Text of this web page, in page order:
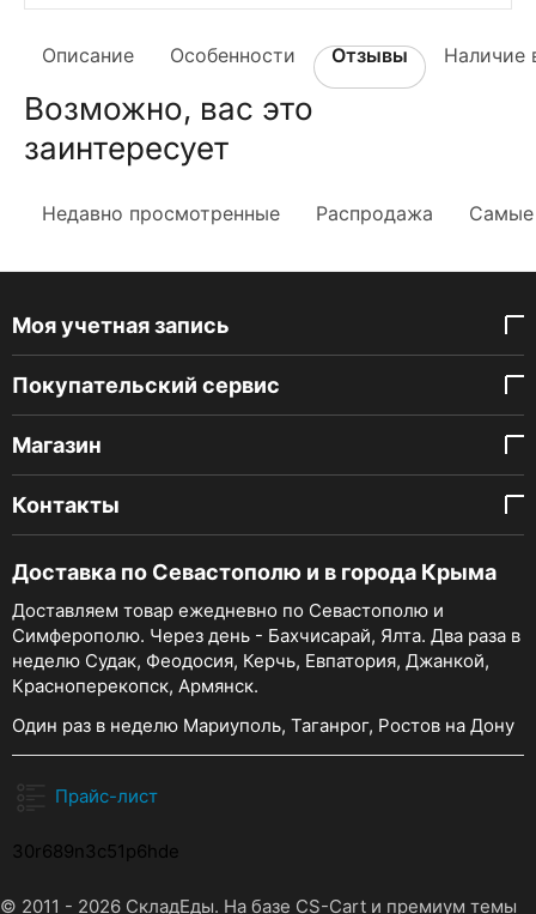
Описание Особенности Отзывы Наличие
Возможно, вас это
заинтересует
Недавно просмотренные Распродажа Самые
Моя учетная запись
Покупательский сервис
Магазин
Контакты
Доставка по Севастополю и в города Крыма
Доставляем товар ежедневно по Севастополю и
Симферополю. Через день - Бахчисарай, Ялта. Два раза в
неделю Судак, Феодосия, Керчь, Евпатория, Джанкой,
Красноперекопск, Армянск.
Один раз в неделю Мариуполь, Таганрог, Ростов на Дону
Прайс-лист
30r689n3c51p6hde
© 2011 - 2026 СкладЕды. На базе CS-Cart и премиум темы